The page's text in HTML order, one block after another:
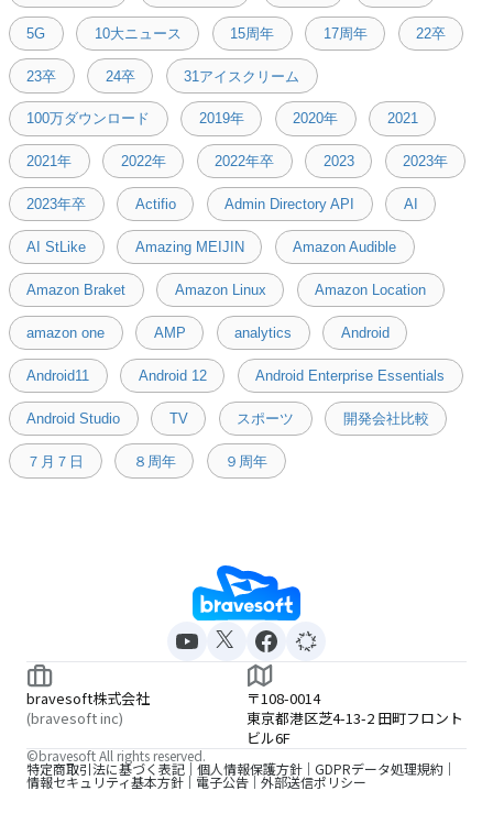
5G 10大ニュース 15周年 17周年 22卒
23卒 24卒 31アイスクリーム
100万ダウンロード 2019年 2020年 2021
2021年 2022年 2022年卒 2023 2023年
2023年卒 Actifio Admin Directory API AI
AI StLike Amazing MEIJIN Amazon Audible
Amazon Braket Amazon Linux Amazon Location
amazon one AMP analytics Android
Android11 Android 12 Android Enterprise Essentials
Android Studio TV スポーツ 開発会社比較
７月７日 ８周年 ９周年
bravesoft株式会社
(bravesoft inc)
〒108-0014
東京都港区芝4-13-2 田町フロント
ビル6F
特定商取引法に基づく表記 個人情報保護方針 GDPRデータ処理規約
情報セキュリティ基本方針 電子公告 外部送信ポリシー
©bravesoft All rights reserved.